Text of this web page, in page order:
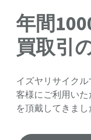
年間
買取引
イズヤリサイク
客様にご利用い
を頂戴してきまし